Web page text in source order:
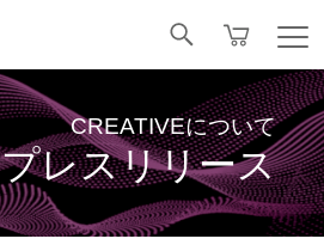
CREATIVEについて
プレスリリース